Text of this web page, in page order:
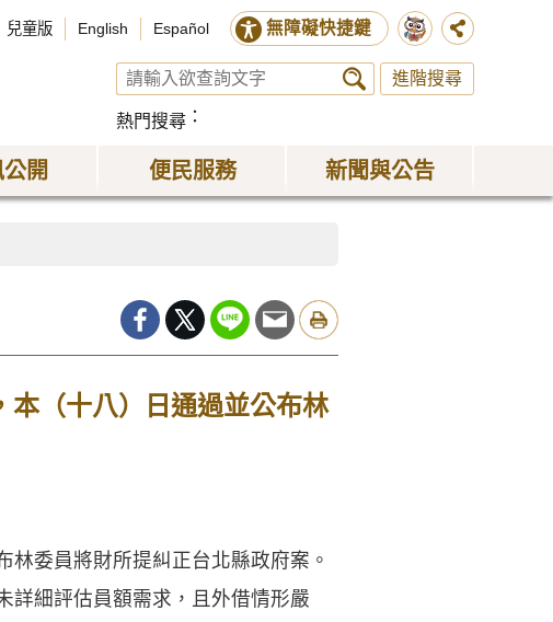
兒童版 English Español 無障礙快捷鍵
進階搜尋
熱門搜尋
開 便民服務 新聞與公告
本（十八）日通過並公布林
委員將財所提糾正台北縣政府案。
詳細評估員額需求，且外借情形嚴